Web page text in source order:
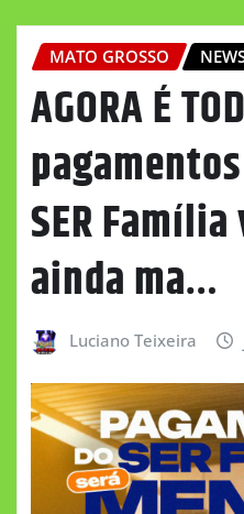
MATO GROSSO
AGORA É
SER
ainda ma…
Luciano Teixeira